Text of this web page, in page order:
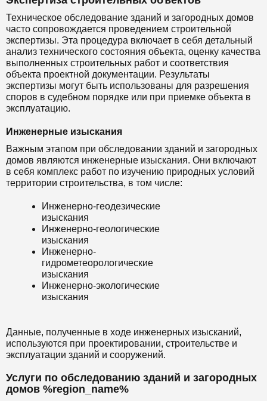
Техническое обследование зданий и загородных домов
часто сопровождается проведением строительной
экспертизы. Эта процедура включает в себя детальный
анализ технического состояния объекта, оценку качества
выполненных строительных работ и соответствия
объекта проектной документации. Результаты
экспертизы могут быть использованы для разрешения
споров в судебном порядке или при приемке объекта в
эксплуатацию.
Инженерные изыскания
Важным этапом при обследовании зданий и загородных
домов являются инженерные изыскания. Они включают
в себя комплекс работ по изучению природных условий
территории строительства, в том числе:
Инженерно-геодезические
изыскания
Инженерно-геологические
изыскания
Инженерно-
гидрометеорологические
изыскания
Инженерно-экологические
изыскания
Данные, полученные в ходе инженерных изысканий,
используются при проектировании, строительстве и
эксплуатации зданий и сооружений.
Услуги по обследованию зданий и загородных
домов %region_name%